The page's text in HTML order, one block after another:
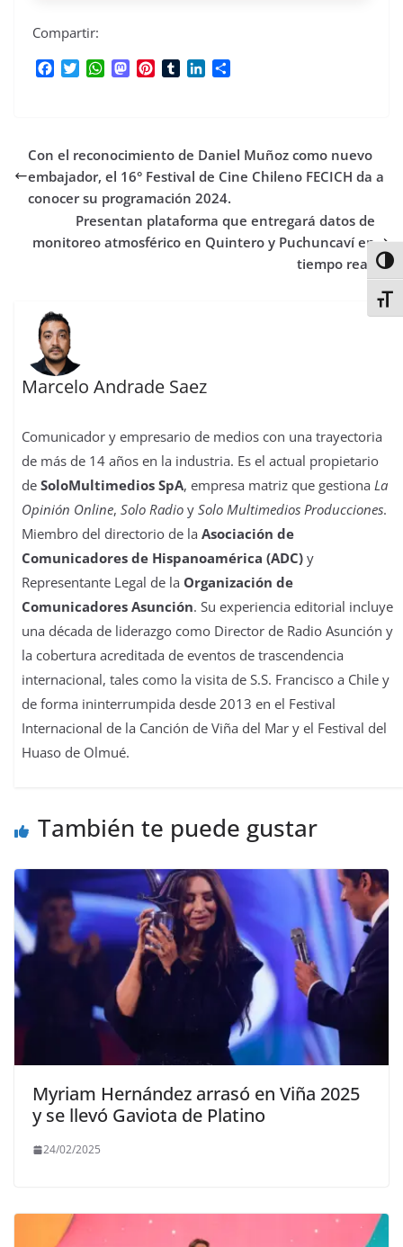
Compartir:
o
o
k
e
r
W
A
p
p
M
d
o
n
r
e
s
t
r
d
I
n
r
t
Con el reconocimiento de Daniel Muñoz como nuevo
embajador, el 16° Festival de Cine Chileno FECICH da a
conocer su programación 2024.
Presentan plataforma que entregará datos de
monitoreo atmosférico en Quintero y Puchuncaví en
tiempo real.
Marcelo Andrade Saez
Comunicador y empresario de medios con una trayectoria
de más de 14 años en la industria. Es el actual propietario
deSoloMultimedios SpA, empresa matriz que gestionaLa
Opinión Online,Solo Radio ySolo Multimedios Producciones.
Miembro del directorio de laAsociación de
Comunicadores de Hispanoamérica (ADC) y
Representante Legal de la Organización de
Comunicadores Asunción. Su experiencia editorial incluye
una década de liderazgo como Director de Radio Asunción y
la cobertura acreditada de eventos de trascendencia
internacional, tales como la visita de S.S. Francisco a Chile y
de forma ininterrumpida desde 2013 en el Festival
Internacional de la Canción de Viña del Mar y el Festival del
Huaso de Olmué.
También te puede gustar
Myriam Hernández arrasó en Viña 2025
y se llevó Gaviota de Platino
24/02/2025